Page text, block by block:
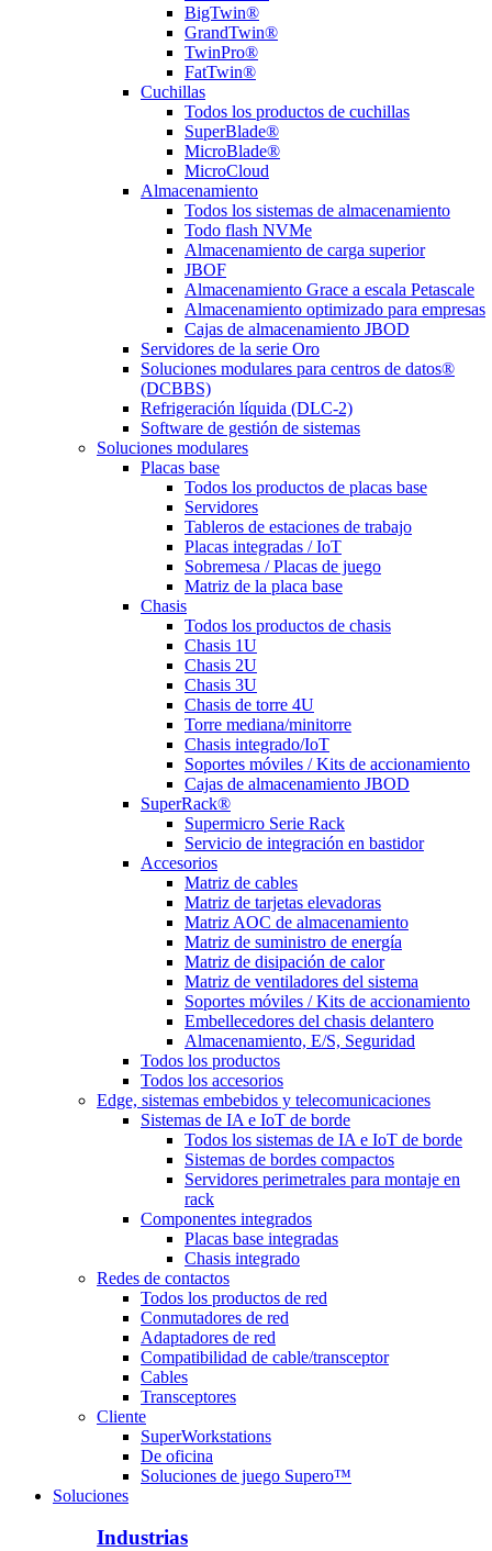
BigTwin®
GrandTwin®
TwinPro®
FatTwin®
Cuchillas
Todos los productos de cuchillas
SuperBlade®
MicroBlade®
MicroCloud
Almacenamiento
Todos los sistemas de almacenamiento
Todo flash NVMe
Almacenamiento de carga superior
JBOF
Almacenamiento Grace a escala Petascale
Almacenamiento optimizado para empresas
Cajas de almacenamiento JBOD
Servidores de la serie Oro
Soluciones modulares para centros de datos®
(DCBBS)
Refrigeración líquida (DLC-2)
Software de gestión de sistemas
Soluciones modulares
Placas base
Todos los productos de placas base
Servidores
Tableros de estaciones de trabajo
Placas integradas / IoT
Sobremesa / Placas de juego
Matriz de la placa base
Chasis
Todos los productos de chasis
Chasis 1U
Chasis 2U
Chasis 3U
Chasis de torre 4U
Torre mediana/minitorre
Chasis integrado/IoT
Soportes móviles / Kits de accionamiento
Cajas de almacenamiento JBOD
SuperRack®
Supermicro Serie Rack
Servicio de integración en bastidor
Accesorios
Matriz de cables
Matriz de tarjetas elevadoras
Matriz AOC de almacenamiento
Matriz de suministro de energía
Matriz de disipación de calor
Matriz de ventiladores del sistema
Soportes móviles / Kits de accionamiento
Embellecedores del chasis delantero
Almacenamiento, E/S, Seguridad
Todos los productos
Todos los accesorios
Edge, sistemas embebidos y telecomunicaciones
Sistemas de IA e IoT de borde
Todos los sistemas de IA e IoT de borde
Sistemas de bordes compactos
Servidores perimetrales para montaje en
rack
Componentes integrados
Placas base integradas
Chasis integrado
Redes de contactos
Todos los productos de red
Conmutadores de red
Adaptadores de red
Compatibilidad de cable/transceptor
Cables
Transceptores
Cliente
SuperWorkstations
De oficina
Soluciones de juego Supero™
Soluciones
Industrias